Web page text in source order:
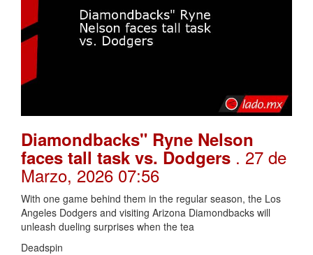
Diamondbacks" Ryne Nelson
faces tall task vs. Dodgers . 27 de
Marzo, 2026 07:56
With one game behind them in the regular season, the Los
Angeles Dodgers and visiting Arizona Diamondbacks will
unleash dueling surprises when the tea
Deadspin